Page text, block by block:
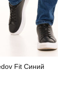
Fit Синий